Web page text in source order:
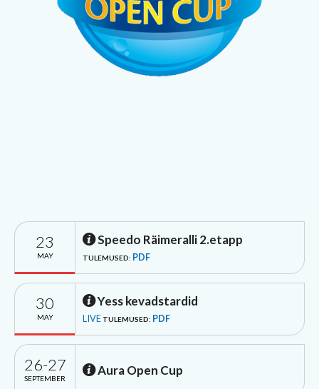
23
MAY
Speedo Räimeralli 2.etapp
TULEMUSED: PDF
30
MAY
Yess kevadstardid
LIVE TULEMUSED: PDF
26-27
SEPTEMBER
Aura Open Cup